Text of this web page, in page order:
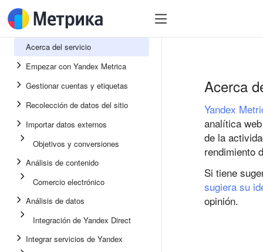
Acerca del servicio
Empezar con Yandex Metrica
Gestionar cuentas y etiquetas
Recolección de datos del sitio
Importar datos externos
Objetivos y conversiones
Análisis de contenido
Comercio electrónico
Análisis de datos
Integración de Yandex Direct
Integrar servicios de Yandex
Acerca
Yandex
analítica
de la
rendimiento
Si tiene
sugiera su
opinión.